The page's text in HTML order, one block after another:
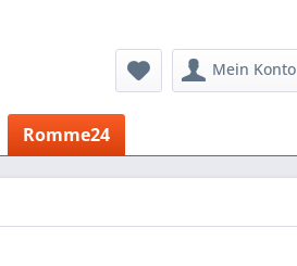
Mein Konto
Romme24